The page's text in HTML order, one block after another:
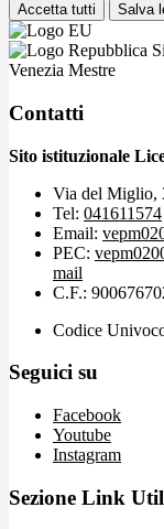
Accetta tutti Salva
Venezia Mestre
Contatti
Sito istituzionale
Via del Miglio,
Tel: 041611574
Email:
PEC:
mail
C.F.:
Codice
Seguici su
Facebook
Youtube
Instagram
Sezione Link